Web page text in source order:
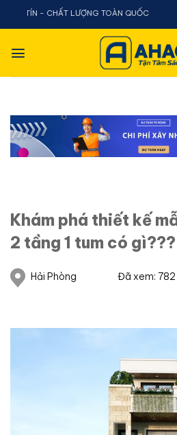
Chuyển
dung
CHẤT LƯỢNG TOÀN QUỐC
Khám phá thiết kế
2 tầng 1 tum có gì???
Hải Phòng Đã xem: 782